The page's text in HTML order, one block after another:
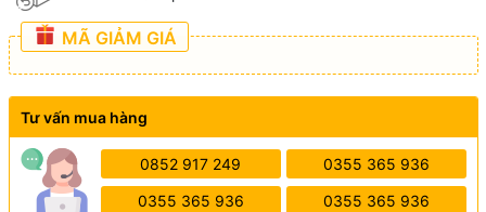
MÃ GIẢM GIÁ
Tư vấn mua hàng
0852 917 249 0355 365 936
0355 365 936 0355 365 936